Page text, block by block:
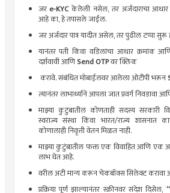
जर e-KYCकेलेली नसेल, तर अर्जदाराचा आधार
आहे का, हे तपासले जाईल.
जर अर्जदार पात्र यादीत असेल, तर पुढील टप्पा सुरू
यानंतर पती किंवा वडिलांचा आधार क्रमांक
दर्शवावी आणिSend OTPवर क्लिक
करावे. संबंधित मोबाईलवर आलेला ओटीपी भरून
त्यानंतर लाभार्थ्याने आपला जात प्रवर्ग निवडावा
माझ्या कुटुंबातील कोणताही सदस्य सरकारी
स्वराज्य संस्था किंवा भारत/राज्य शासनात
कोणालाही निवृत्ती वेतन मिळत नाही.
माझ्या कुटुंबातील फक्त एक विवाहित आणि एक
लाभ घेत आहे.
वरील अटी मान्य करून चेकबॉक्स सिलेक्ट करावा
प्रक्रिया पूर्ण झाल्यानंतर स्क्रीनवर संदेश दिसेल,